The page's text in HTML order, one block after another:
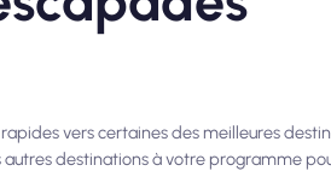
vers certaines des meilleures
autres destinations à votre programme